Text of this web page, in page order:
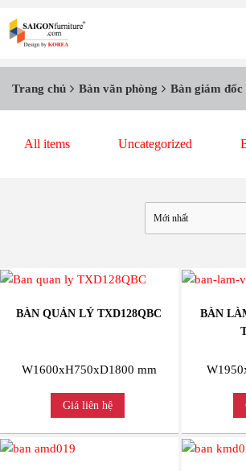
Trang chủ Bàn văn phòng Bàn giám đốc
All items Uncategorized
BÀN QUẢN LÝ TXD128QBC
W1600xH750xD1800 mm
Giá liên hệ
BÀN